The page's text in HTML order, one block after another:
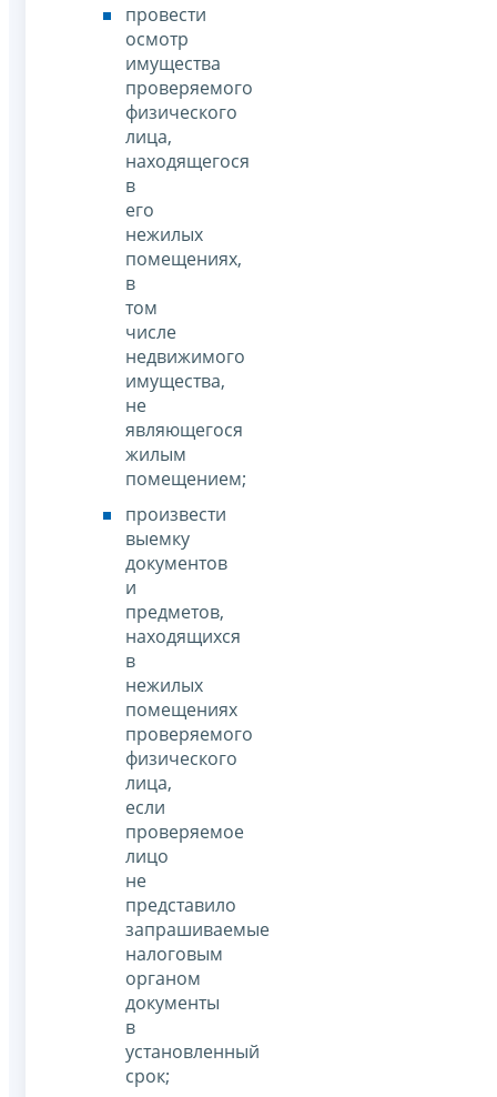
провести
осмотр
имущества
проверяемого
физического
лица,
находящегося
в
его
нежилых
помещениях,
в
том
числе
недвижимого
имущества,
не
являющегося
жилым
помещением;
произвести
выемку
документов
и
предметов,
находящихся
в
нежилых
помещениях
проверяемого
физического
лица,
если
проверяемое
лицо
не
представило
запрашиваемые
налоговым
органом
документы
в
установленный
срок;